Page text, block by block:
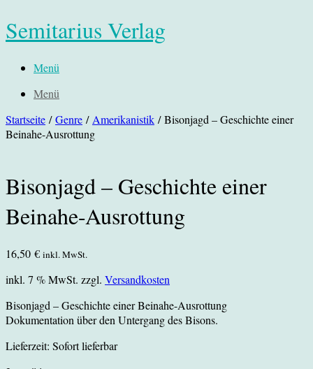
Semitarius Verlag
Menü
Menü
Startseite /Genre / Amerikanistik / Bisonjagd – Geschichte einer
Beinahe-Ausrottung
Bisonjagd – Geschichte einer
Beinahe-Ausrottung
16,50 € inkl. MwSt.
inkl. 7 % MwSt. zzgl. Versandkosten
Bisonjagd – Geschichte einer Beinahe-Ausrottung
Dokumentation über den Untergang des Bisons.
Lieferzeit: Sofort lieferbar